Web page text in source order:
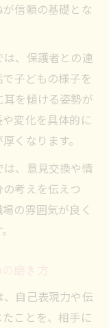
信頼の基礎とな
、保護者との連
子どもの様子を
を傾ける姿勢が
変化を具体的に
くなります。
、意見交換や情
考えを伝えつ
の雰囲気が良く
磨き方
自己表現力や伝
ことを、相手に